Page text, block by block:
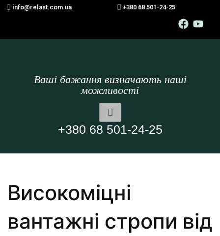
info@relast.com.ua +380 68 501-24-25
Ваші бажання визначають наші
можливості
+380 68 501-24-25
Високоміцні
вантажні стропи від